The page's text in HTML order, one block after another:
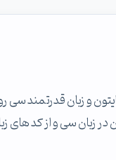
و زبان قدرتمند سی
های پایتون در زبان سی و از کد